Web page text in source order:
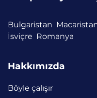
Bulgaristan
İsviçre Romanya
Hakkımızda
Böyle çalışır